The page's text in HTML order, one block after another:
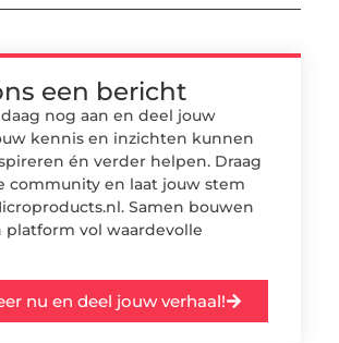
een bericht
nog aan en deel jouw
kennis en inzichten kunnen
én verder helpen. Draag
community en laat jouw stem
Samen bouwen
platform vol waardevolle
nu en deel jouw verhaal!